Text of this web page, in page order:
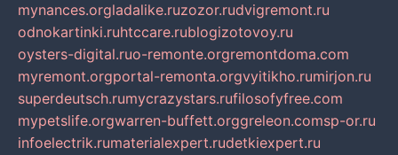
mynances.orgladalike.ruzozor.rudvigremont.ru
odnokartinki.ruhtccare.rublogizotovoy.ru
oysters-digital.ruo-remonte.orgremontdoma.com
myremont.orgportal-remonta.orgvyitikho.rumirjon.ru
superdeutsch.rumycrazystars.rufilosofyfree.com
mypetslife.orgwarren-buffett.orggreleon.comsp-or.ru
infoelectrik.rumaterialexpert.rudetkiexpert.ru